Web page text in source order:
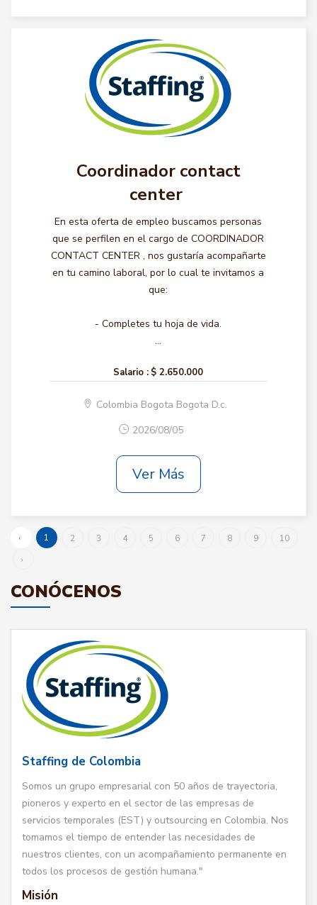
Coordinador contact
center
En esta oferta de empleo buscamos personas
que se perfilen en el cargo de COORDINADOR
CONTACT CENTER , nos gustaría acompañarte
en tu camino laboral, por lo cual te invitamos a
que:
- Completes tu hoja de vida.
...
Salario : $ 2.650.000
Colombia Bogota Bogota D.c.
2026/08/05
Ver Más
‹ 1 2 3 4 5 6 7 8 9
10
›
CONÓCENOS
Staffing de Colombia
Somos un grupo empresarial con 50 años de trayectoria,
pioneros y experto en el sector de las empresas de
servicios temporales (EST) y outsourcing en Colombia. Nos
tomamos el tiempo de entender las necesidades de
nuestros clientes, con un acompañamiento permanente en
todos los procesos de gestión humana."
Misión